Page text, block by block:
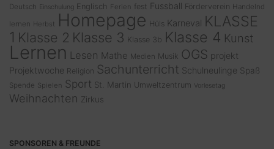
Deutsch Einschulung Englisch Ferien fest Fussball Förderverein
Handelnd
lernen Herbst Homepage Hüls Karneval KLASSE
1 Klasse 2 Klasse 3 Klasse 3b Klasse 4 Kunst
Lernen Lesen Mathe Medien Musik OGS projekt
Projektwoche Religion Sachunterricht Schulneulinge Spaß
Spende Spielen Sport St. Martin Umweltzentrum Vorlesetag
Weihnachten Zirkus
SPONSOREN & FREUNDE